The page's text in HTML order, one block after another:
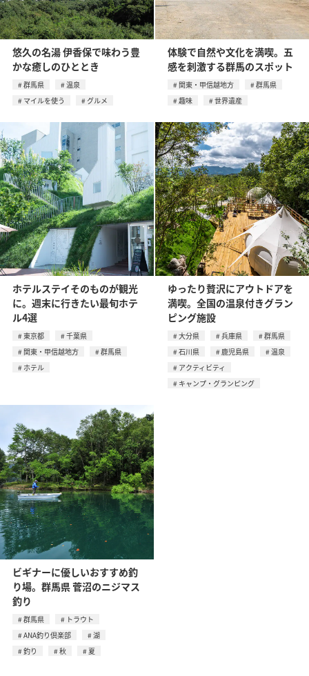
悠久の名湯 伊香保で味わう豊
かな癒しのひととき
群馬県
温泉
マイルを使う
グルメ
体験で自然や文化を満喫。五
感を刺激する群馬のスポット
関東・甲信越地方
群馬県
趣味
世界遺産
ホテルステイそのものが観光
に。週末に行きたい最旬ホテ
ル4選
東京都
千葉県
関東・甲信越地方
群馬県
ホテル
ゆったり贅沢にアウトドアを
満喫。全国の温泉付きグラン
ピング施設
大分県 兵庫県
群馬県
石川県
鹿児島県
温泉
アクティビティ
キャンプ・グランピング
ビギナーに優しいおすすめ釣
り場。群馬県 菅沼のニジマス
釣り
群馬県
トラウト
ANA釣り倶楽部
湖
釣り
秋 夏